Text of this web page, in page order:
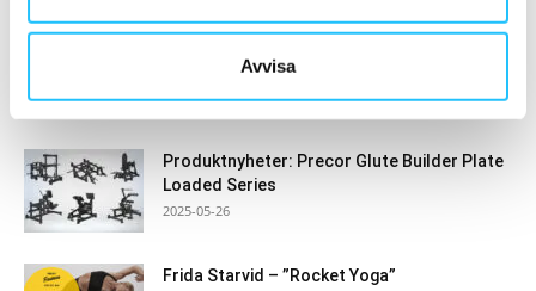
Avvisa
2022-11-04
Produktnyheter: Precor Glute Builder Plate
Loaded Series
2025-05-26
Frida Starvid – ”Rocket Yoga”